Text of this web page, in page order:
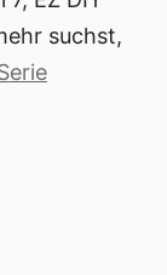
suchst,